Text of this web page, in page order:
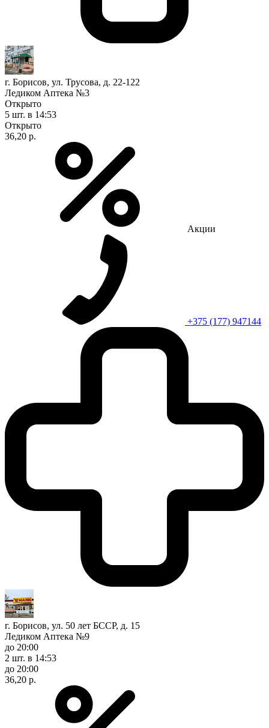
г. Борисов, ул. Трусова, д. 22-122
Ледиком Аптека №3
Открыто
5 шт. в 14:53
Открыто
36,20 р.
Акции
+375 (177) 947144
г. Борисов, ул. 50 лет БССР, д. 15
Ледиком Аптека №9
до 20:00
2 шт. в 14:53
до 20:00
36,20 р.